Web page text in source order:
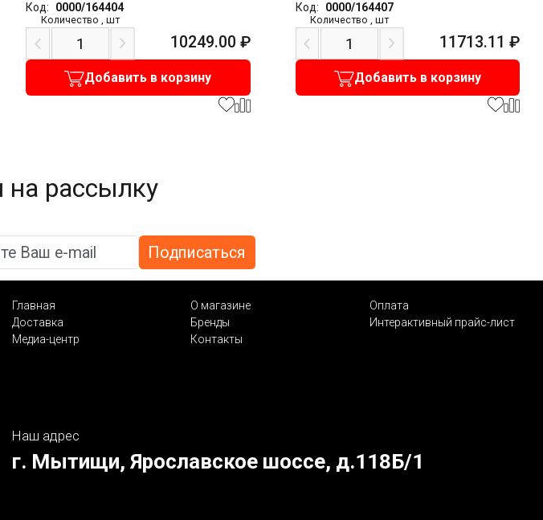
Код:
0000/164404
Количество , шт
10249.00 ₽
Добавить в корзину
Код:
0000/164407
Количество ,шт
11713.11 ₽
Добавить в корзину
на рассылку
Главная О магазине
Оплата
Доставка
Бренды
Интерактивный прайс-лист
Медиа-центр
Контакты
Наш адрес
г. Мытищи, Ярославское шоссе, д.118Б/1